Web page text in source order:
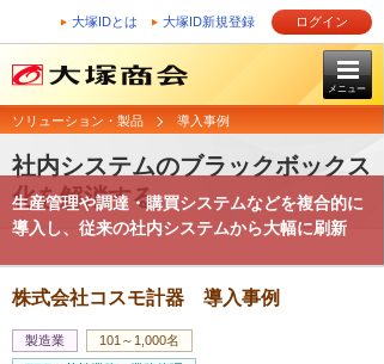
大塚IDとは 大塚ID新規登録 ログイン
メニュー
ソリューション・製品 導入事例
社内システムのブラックボックス
化を解消する
生産管理や調達・購買システムなどを複合的に
導入し、従来の社内システムから大幅に刷新
株式会社コスモ計器 導入事例
製造業
101～1,000名